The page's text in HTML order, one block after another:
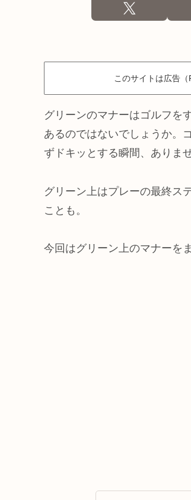
このサイトは広告
グリーンのマナーはゴルフを
あるのではないでしょうか。
ずドキッとする瞬間、ありま
グリーン上はプレーの最終ス
ことも。
今回はグリーン上のマナーを